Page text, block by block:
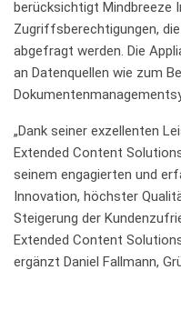
berücksichtigt Mindbreeze
Zugriffsberechtigungen,
abgefragt werden. Die
an Datenquellen wie zum
„Dank seiner exzellenten
Extended Content
seinem engagierten und
Innovation, höchster
Steigerung der
Extended Content
ergänzt Daniel Fallmann,